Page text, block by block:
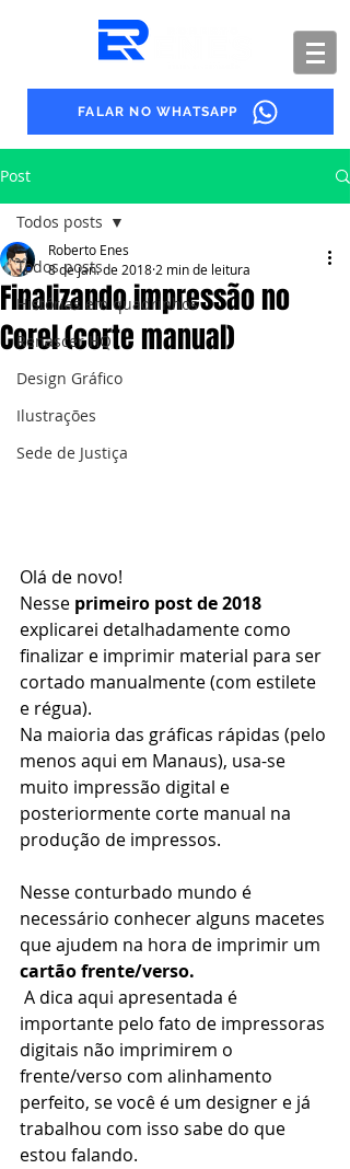
FALAR NO WHATSAPP
Post
Todos posts
Histórias em quadrinhos
Renascer HQ
Design Gráfico
Ilustrações
Sede de Justiça
Todos posts
Finalizando impressão no
Corel (corte manual)
Roberto Enes
8 de jan. de 2018 2 min de leitura
Olá de novo!
Nesse primeiro post de 2018
explicarei detalhadamente como
finalizar e imprimir material para ser
cortado manualmente (com estilete
e régua).
Na maioria das gráficas rápidas (pelo
menos aqui em Manaus), usa-se
muito impressão digital e
posteriormente corte manual na
produção de impressos.
Nesse conturbado mundo é
necessário conhecer alguns macetes
que ajudem na hora de imprimir um
cartão frente/verso.
importante pelo fato de impressoras
digitais não imprimirem o
frente/verso com alinhamento
perfeito, se você é um designer e já
trabalhou com isso sabe do que
estou falando.